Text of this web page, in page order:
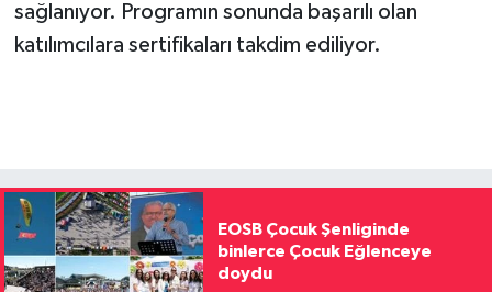
sağlanıyor. Programın sonunda başarılı olan
katılımcılara sertifikaları takdim ediliyor.
EOSB Çocuk Şenliginde
binlerce Çocuk Eğlenceye
doydu